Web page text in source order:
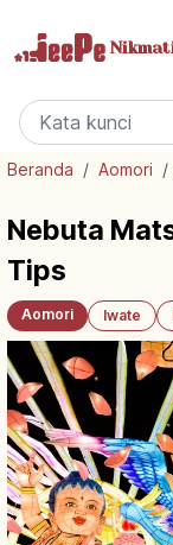
Beranda / Aomori /
Nebuta
Tips
Aomori Iwate